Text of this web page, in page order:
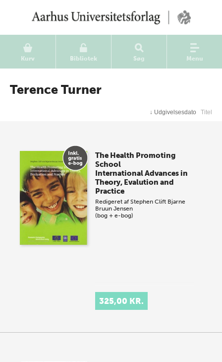
Kurv Bibliotek Søg Menu
Terence Turner
↓ Udgivelsesdato Titel
The Health Promoting
School
International Advances in
Theory, Evalution and
Practice
Redigeret afStephen Clift Bjarne
Bruun Jensen
(bog + e-bog)
325,00 KR.